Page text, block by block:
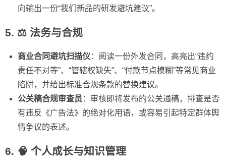
向输出一份“我们新品的研发避坑建议”。
5. ⚖️ 法务与合规
商业合同避坑扫描仪 ：阅读一份外发合同，高亮出“违约
责任不对等”、“管辖权缺失”、“付款节点模糊”等常见商业
陷阱，并给出标准合规条款的替换建议。
公关稿合规审查员 ：审核即将发布的公关通稿，排查是否
有违反《广告法》的绝对化用语，或容易引起特定群体舆
情争议的表述。
6. 🧠 个人成长与知识管理